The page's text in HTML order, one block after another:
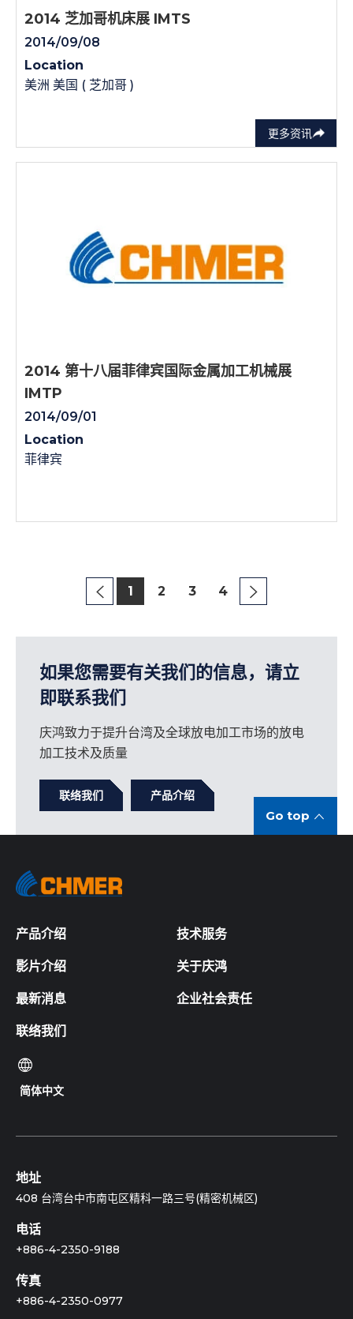
更多资讯
2014 芝加哥机床展 IMTS
2014/09/08
Location
美洲 美国 ( 芝加哥 )
2014 第十八届菲律宾国际金属加工机械展
IMTP
2014/09/01
Location
菲律宾
1 2 3 4
如果您需要有关我们的信息，请立
即联系我们
庆鸿致力于提升台湾及全球放电加工市场的放电
加工技术及质量
联络我们 产品介绍
Go top
产品介绍 技术服务
影片介绍 关于庆鸿
最新消息 企业社会责任
联络我们
简体中文
地址
408 台湾台中市南屯区精科一路三号(精密机械区)
电话
+886-4-2350-9188
传真
+886-4-2350-0977